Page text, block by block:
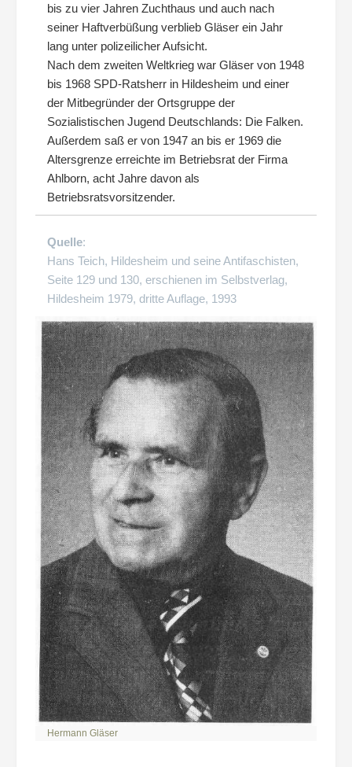
bis zu vier Jahren Zuchthaus und auch nach
seiner Haftverbüßung verblieb Gläser ein Jahr
lang unter polizeilicher Aufsicht.
Nach dem zweiten Weltkrieg war Gläser von 1948
bis 1968 SPD-Ratsherr in Hildesheim und einer
der Mitbegründer der Ortsgruppe der
Sozialistischen Jugend Deutschlands: Die Falken.
Außerdem saß er von 1947 an bis er 1969 die
Altersgrenze erreichte im Betriebsrat der Firma
Ahlborn, acht Jahre davon als
Betriebsratsvorsitzender.
Quelle:
Hans Teich, Hildesheim und seine Antifaschisten,
Seite 129 und 130, erschienen im Selbstverlag,
Hildesheim 1979, dritte Auflage, 1993
Hermann Gläser